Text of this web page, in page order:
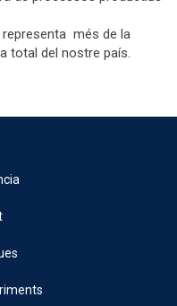
representa més de la
total del nostre país.